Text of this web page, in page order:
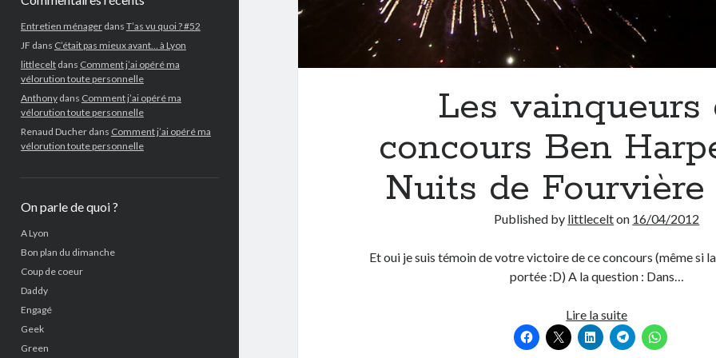
Entretien ménagerdans T’as vu quoi ? #52
JF dans C’était pas mieux avant… à Lyon
littleceltdans Comment j’ai opéré ma
vélorution toute personnelle
Anthonydans Comment j’ai opéré ma
vélorution toute personnelle
Renaud Ducherdans Comment j’ai opéré ma
vélorution toute personnelle
On parle de quoi ?
A Lyon
Bon plan du dimanche
Coup de coeur
Daddy
Engagé
Geek
Green
Les vainqueurs
concours Ben
Nuits de Fourvière
Published by littlecelton 16/04/2012
Et oui je suis témoin de votre victoire de ce concours (même si
portée :D) A la question : Dans…
Lire la suiteLes
vainqueurs
du